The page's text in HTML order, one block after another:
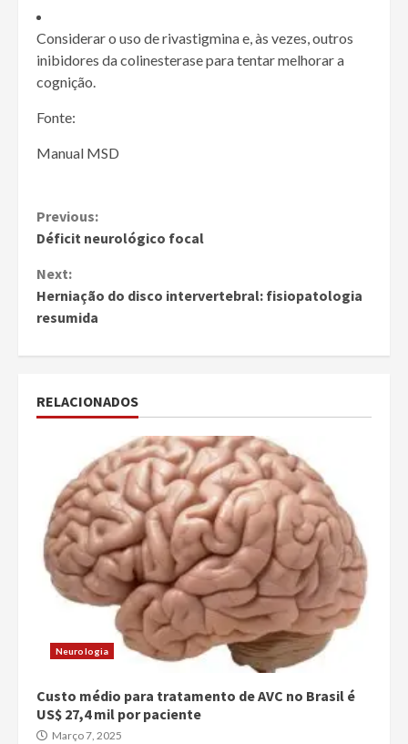
Considerar o uso de rivastigmina e, às vezes, outros
inibidores da colinesterase para tentar melhorar a
cognição.
Fonte:
Manual MSD
Continue
Previous:
Déficit neurológico focal
Next:
Herniação do disco intervertebral: fisiopatologia
resumida
RELACIONADOS
Neurologia
Custo médio para tratamento de AVC no Brasil é
US$ 27,4 mil por paciente
Março 7, 2025